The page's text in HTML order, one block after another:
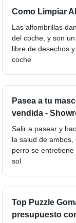
Como Limpiar
Las alfombrillas
del coche, y son
libre de desechos
coche
Pasea a tu
vendida -
Salir a pasear y
la salud de
perro se
sol
Top Puzzle
presupuesto